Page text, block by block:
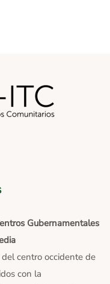
Gubernamentales
centro occidente de
con la